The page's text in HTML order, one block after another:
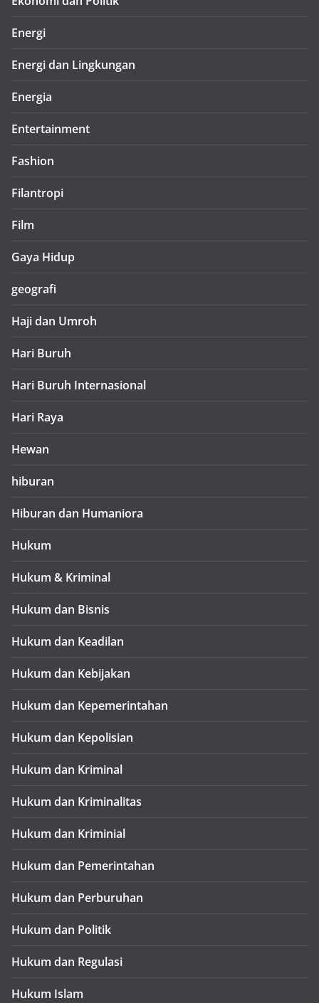
Energi
Energi dan Lingkungan
Energia
Entertainment
Fashion
Filantropi
Film
Gaya Hidup
geografi
Haji dan Umroh
Hari Buruh
Hari Buruh Internasional
Hari Raya
Hewan
hiburan
Hiburan dan Humaniora
Hukum
Hukum & Kriminal
Hukum dan Bisnis
Hukum dan Keadilan
Hukum dan Kebijakan
Hukum dan Kepemerintahan
Hukum dan Kepolisian
Hukum dan Kriminal
Hukum dan Kriminalitas
Hukum dan Kriminial
Hukum dan Pemerintahan
Hukum dan Perburuhan
Hukum dan Politik
Hukum dan Regulasi
Hukum Islam